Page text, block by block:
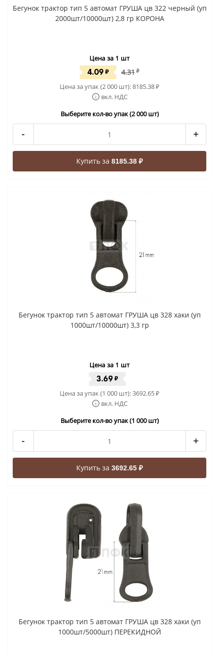
Бегунок трактор тип 5 автомат ГРУША цв 322 черный (уп
2000шт/10000шт) 2,8 гр КОРОНА
Цена за 1 шт
4.09₽ 4.31 ₽
Цена за упак (2 000 шт):8185.38₽
вкл. НДС
Выберите кол-во упак (2 000 шт)
- +
Купить за 8185.38 ₽
Бегунок трактор тип 5 автомат ГРУША цв 328 хаки (уп
1000шт/10000шт) 3,3 гр
Цена за 1 шт
3.69 ₽
Цена за упак (1 000 шт):3692.65₽
вкл. НДС
Выберите кол-во упак (1 000 шт)
- +
Купить за 3692.65 ₽
Бегунок трактор тип 5 автомат ГРУША цв 328 хаки (уп
1000шт/5000шт) ПЕРЕКИДНОЙ